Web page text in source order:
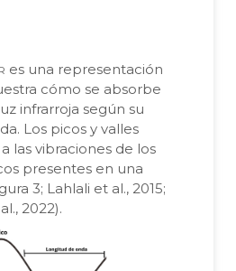
es una representación
cómo se absorbe
infrarroja según su
Los picos y valles
las vibraciones de los
presentes en una
3; Lahlali et al., 2015;
2022).